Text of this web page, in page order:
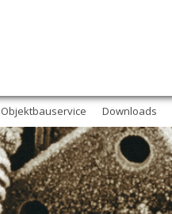
Objektbauservice Downloads